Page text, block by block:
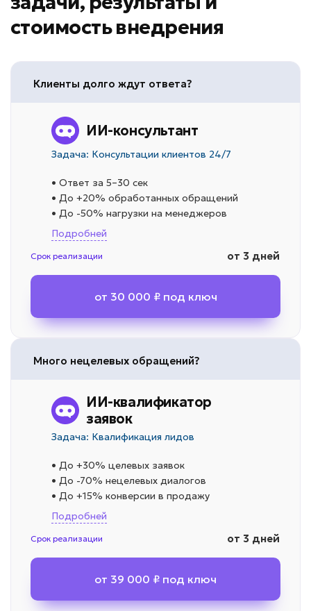
стоимость внедрения
Клиенты долго ждут ответа?
ИИ-консультант
Задача: Консультации клиентов 24/7
• Ответ за 5–30 сек
• До +20% обработанных обращений
• До -50% нагрузки на менеджеров
Подробней
Срок реализации от 3 дней
от 30 000 ₽ под ключ
Много нецелевых обращений?
ИИ-квалификатор
заявок
Задача: Квалификация лидов
• До +30% целевых заявок
• До -70% нецелевых диалогов
• До +15% конверсии в продажу
Подробней
Срок реализации от 3 дней
от 39 000 ₽ под ключ